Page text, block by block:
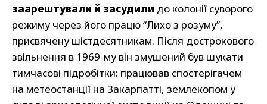
заарештували й засудили до колонії суворого
режиму через його працю “Лихо з розуму”,
присвячену шістдесятникам. Після дострокового
звільнення в 1969-му він змушений був шукати
тимчасові підробітки: працював спостерігачем
на метеостанції на Закарпатті, землекопом у